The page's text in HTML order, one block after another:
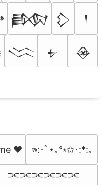
𒁃 𒁷 𒁹
𒈱 𒉡 𒊲
♥️ 𖦹:･ﾟ⋆｡°⭒✩･:*:｡
⫘⫘⫘⫘⫘⫘